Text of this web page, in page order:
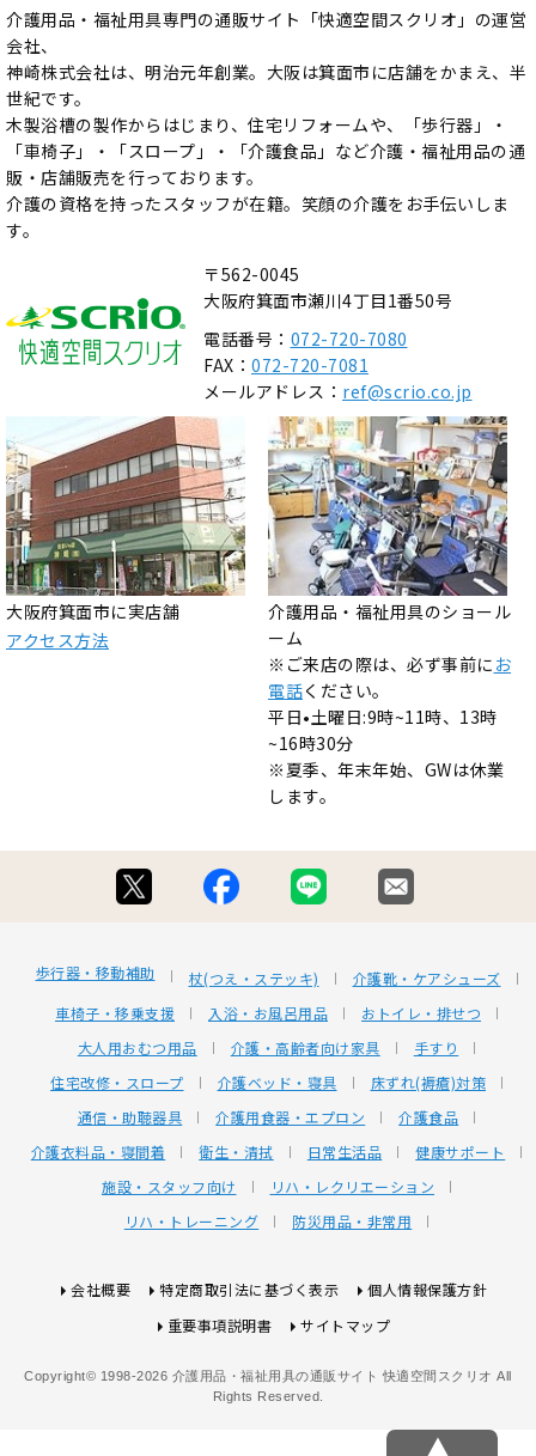
介護用品・福祉用具専門の通販サイト「快適空間スクリオ」の運営
会社、
神崎株式会社は、明治元年創業。大阪は箕面市に店舗をかまえ、半
世紀です。
木製浴槽の製作からはじまり、住宅リフォームや、「歩行器」・
「車椅子」・「スロープ」・「介護食品」など介護・福祉用品の通
販・店舗販売を行っております。
介護の資格を持ったスタッフが在籍。笑顔の介護をお手伝いしま
す。
〒562-0045
大阪府箕面市瀬川4丁目1番50号
電話番号： 072-720-7080
FAX： 072-720-7081
メールアドレス： ref@scrio.co.jp
大阪府箕面市に実店舗
アクセス方法
介護用品・福祉用具のショール
ーム
※ご来店の際は、必ず事前に お
電話ください。
平日•土曜日:9時~11時、13時
~16時30分
※夏季、年末年始、GWは休業
します。
歩行器・移動補助 杖(つえ・ステッキ)
介護靴・ケアシューズ
車椅子・移乗支援
入浴・お風呂用品
おトイレ・排せつ
大人用おむつ用品
介護・高齢者向け家具
手すり
住宅改修・スロープ
介護ベッド・寝具
床ずれ(褥瘡)対策
通信・助聴器具
介護用食器・エプロン
介護食品
介護衣料品・寝間着
衛生・清拭 日常生活品
健康サポート
施設・スタッフ向け
リハ・レクリエーション
リハ・トレーニング
防災用品・非常用
会社概要 特定商取引法に基づく表示
個人情報保護方針
重要事項説明書
サイトマップ
Copyright© 1998-2026 介護用品・福祉用具の通販サイト 快適空間スクリオ All
Rights Reserved.